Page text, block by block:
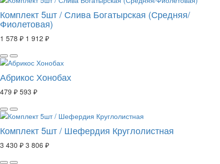
Комплект 5шт / Слива Богатырская (Средняя/
Фиолетовая)
1 578 ₽ 1 912 ₽
Абрикос Хонобах
479 ₽ 593 ₽
Комплект 5шт / Шефердия Круглолистная
3 430 ₽ 3 806 ₽